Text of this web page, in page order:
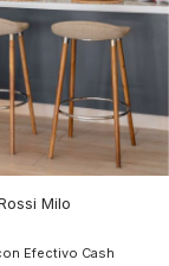
Milo
Efectivo Cash